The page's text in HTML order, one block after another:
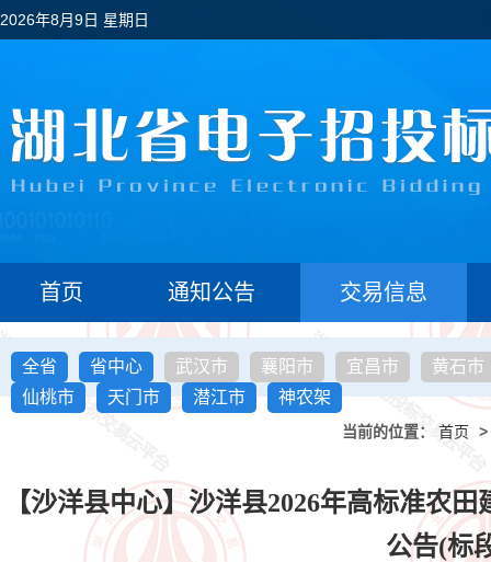
2026年8月9日 星期日
首页 通知公告 交易信息
全省 省中心 武汉市 襄阳市 宜昌市
黄石市
仙桃市
天门市 潜江市 神农架
当前的位置： 首页 >
【沙洋县中心】沙洋县2026年高标准农
公告(标